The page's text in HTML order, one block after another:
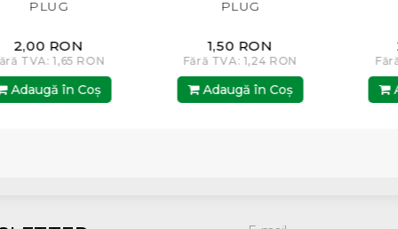
RON
1,65 RON
în Coş
1,50 RON
Fără TVA: 1,24 RON
Adaugă în Coş
2,00
Fără TVA: